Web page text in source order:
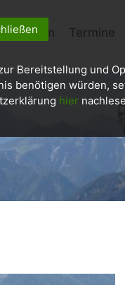
Termine
Bereitstellung und
benötigen würden,
hier